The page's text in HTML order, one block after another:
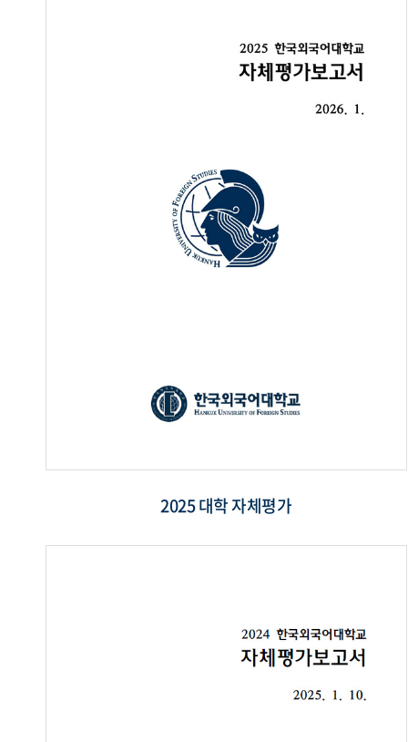
2025 대학 자체평가